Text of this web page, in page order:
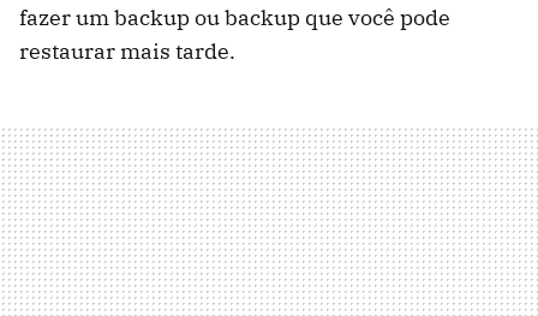
fazer um backup ou backup que você pode
restaurar mais tarde.